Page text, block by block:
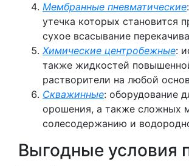
Мембранные пневматические
утечка которых
сухое всасывание
Химические центробежные:
также жидкостей
растворители на любой
Скважинные: оборудование
орошения, а также сложных
солесодержанию и
Выгодные условия